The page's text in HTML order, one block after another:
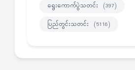
ရွေးကောက်ပွဲသတင်း (397)
ပြည်တွင်းသတင်း (5116)